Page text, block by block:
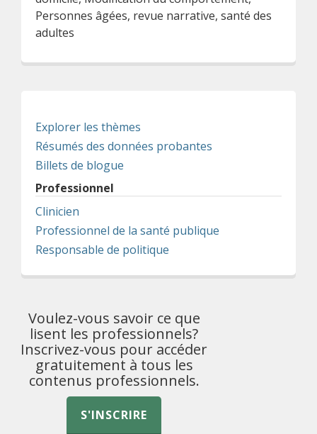
Personnes âgées, revue narrative, santé des
adultes
Explorer les thèmes
Résumés des données probantes
Billets de blogue
Professionnel
Clinicien
Professionnel de la santé publique
Responsable de politique
Voulez-vous savoir ce que
lisent les professionnels?
Inscrivez-vous pour accéder
gratuitement à tous les
contenus professionnels.
S'INSCRIRE